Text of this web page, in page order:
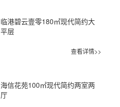
临港碧云壹零180㎡现代简约大
平层
查看详情>>
海信花苑100㎡现代简约两室两
厅